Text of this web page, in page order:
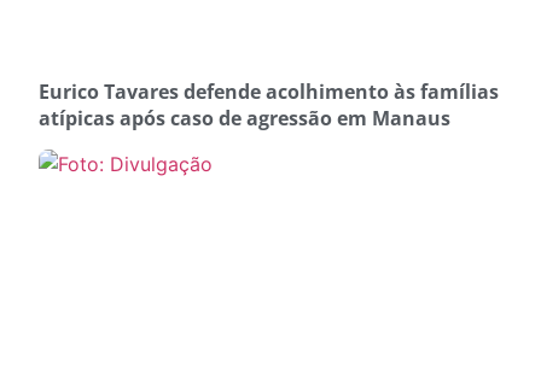
Eurico Tavares defende acolhimento às famílias
atípicas após caso de agressão em Manaus